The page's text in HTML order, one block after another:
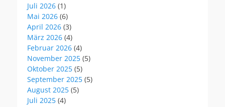
Juli 2026 (1)
Mai 2026 (6)
April 2026 (3)
März 2026 (4)
Februar 2026 (4)
November 2025 (5)
Oktober 2025 (5)
September 2025 (5)
August 2025 (5)
Juli 2025 (4)